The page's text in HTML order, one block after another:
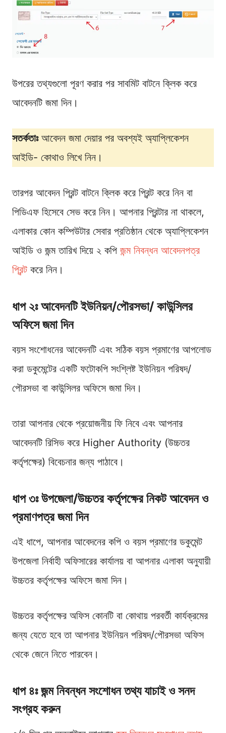
উপরের তথ্যগুলো পূরণ করার পর সাবমিট বাটনে ক্লিক করে
আবেদনটি জমা দিন।
সতর্কতাঃআবেদন জমা দেয়ার পর অবশ্যই অ্যাপ্লিকেশন
আইডি- কোথাও লিখে নিন।
তারপর আবেদন প্রিন্ট বাটনে ক্লিক করে প্রিন্ট করে নিন বা
পিডিএফ হিসেবে সেভ করে নিন। আপনার প্রিন্টার না থাকলে,
এলাকার কোন কম্পিউটার সেবার প্রতিষ্ঠান থেকে অ্যাপ্লিকেশন
আইডি ও জন্ম তারিখ দিয়ে ২ কপি জন্ম নিবন্ধন আবেদনপত্র
প্রিন্ট করে নিন।
ধাপ ২ঃ আবেদনটি ইউনিয়ন/পৌরসভা/ কাউন্সিলর
অফিসে জমা দিন
বয়স সংশোধনের আবেদনটি এবং সঠিক বয়স প্রমাণের আপলোড
করা ডকুমেন্টের একটি ফটোকপি সংশ্লিষ্ট ইউনিয়ন পরিষদ/
পৌরসভা বা কাউন্সিলর অফিসে জমা দিন।
তারা আপনার থেকে প্রয়োজনীয় ফি নিবে এবং আপনার
আবেদনটি রিসিভ করে Higher Authority (উচ্চতর
কর্তৃপক্ষের) বিবেচনার জন্য পাঠাবে।
ধাপ ৩ঃ উপজেলা/উচ্চতর কর্তৃপক্ষের নিকট আবেদন ও
প্রমাণপত্র জমা দিন
এই ধাপে, আপনার আবেদনের কপি ও বয়স প্রমাণের ডকুমেন্ট
উপজেলা নির্বাহী অফিসারের কার্যালয় বা আপনার এলাকা অনুযায়ী
উচ্চতর কর্তৃপক্ষের অফিসে জমা দিন।
উচ্চতর কর্তৃপক্ষের অফিস কোনটি বা কোথায় পরবর্তী কার্যক্রমের
জন্য যেতে হবে তা আপনার ইউনিয়ন পরিষদ/পৌরসভা অফিস
থেকে জেনে নিতে পারবেন।
ধাপ ৪ঃ জন্ম নিবন্ধন সংশোধন তথ্য যাচাই ও সনদ
সংগ্রহ করুন